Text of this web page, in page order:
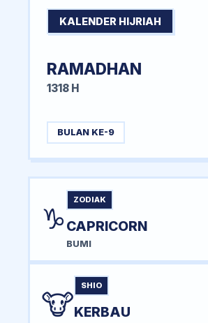
KALENDER HIJRIAH
RAMADHAN
1318 H
BULAN KE-9
♑
ZODIAK
CAPRICORN
BUMI
🐮
SHIO
KERBAU